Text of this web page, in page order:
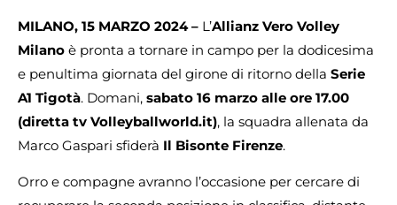
MILANO, 15 MARZO 2024 – L’Allianz Vero Volley
Milano è pronta a tornare in campo per la dodicesima
e penultima giornata del girone di ritorno della Serie
A1 Tigotà. Domani, sabato 16 marzo alle ore 17.00
(diretta tv Volleyballworld.it), la squadra allenata da
Marco Gaspari sfiderà Il Bisonte Firenze.
Orro e compagne avranno l’occasione per cercare di